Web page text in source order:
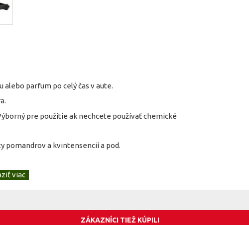
parfum po celý čas v aute.
pre použitie ak nechcete používať chemické
pomandrov a kvintensencií a pod.
ZÁKAZNÍCI TIEŽ KÚPILI